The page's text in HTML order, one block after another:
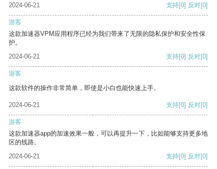
2024-06-21 支持[0] 反对[0]
游客
这款加速器VPM应用程序已经为我们带来了无限的隐私保护和安全性保
护。
2024-06-21
支持[0] 反对[0]
游客
这款软件的操作非常简单，即使是小白也能快速上手。
2024-06-21 支持[0] 反对[0]
游客
这款加速器app的加速效果一般，可以再提升一下，比如能够支持更多地
区的线路。
2024-06-21
支持[0] 反对[0]